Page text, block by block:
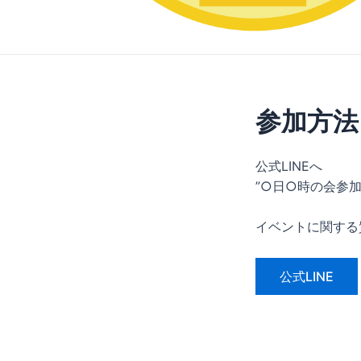
参加方法
公式LINEへ
”○日○時の会参加
イベントに関す
公式LINE